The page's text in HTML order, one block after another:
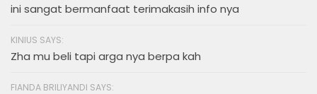
ini sangat bermanfaat terimakasih info nya
KINIUS SAYS:
Zha mu beli tapi arga nya berpa kah
FIANDA BRILIYANDI SAYS: